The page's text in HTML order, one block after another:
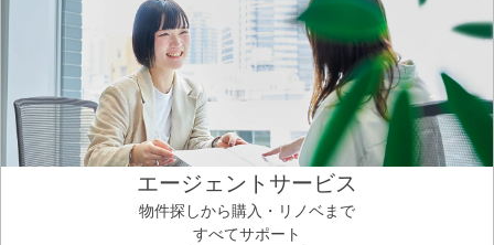
エージェントサービス
物件探しから購入・リノベまで
すべてサポート